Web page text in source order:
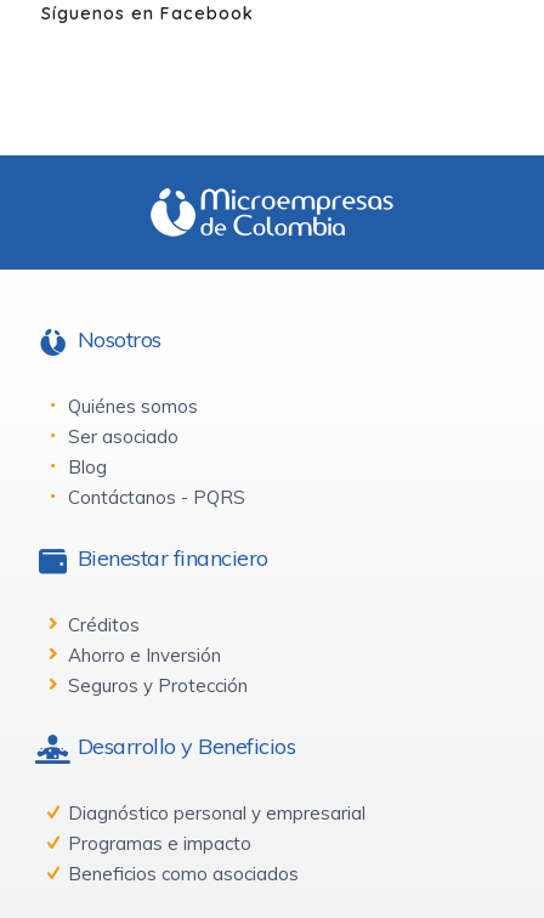
Síguenos en Facebook
Nosotros
Quiénes somos
Ser asociado
Blog
Contáctanos - PQRS
Bienestar financiero
Créditos
Ahorro e Inversión
Seguros y Protección
Desarrollo y Beneficios
Diagnóstico personal y empresarial
Programas e impacto
Beneficios como asociados